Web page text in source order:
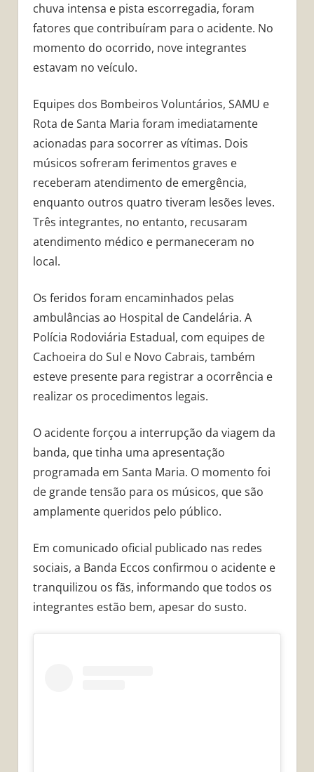
chuva intensa e pista escorregadia, foram
fatores que contribuíram para o acidente. No
momento do ocorrido, nove integrantes
estavam no veículo.
Equipes dos Bombeiros Voluntários, SAMU e
Rota de Santa Maria foram imediatamente
acionadas para socorrer as vítimas. Dois
músicos sofreram ferimentos graves e
receberam atendimento de emergência,
enquanto outros quatro tiveram lesões leves.
Três integrantes, no entanto, recusaram
atendimento médico e permaneceram no
local.
Os feridos foram encaminhados pelas
ambulâncias ao Hospital de Candelária. A
Polícia Rodoviária Estadual, com equipes de
Cachoeira do Sul e Novo Cabrais, também
esteve presente para registrar a ocorrência e
realizar os procedimentos legais.
O acidente forçou a interrupção da viagem da
banda, que tinha uma apresentação
programada em Santa Maria. O momento foi
de grande tensão para os músicos, que são
amplamente queridos pelo público.
Em comunicado oficial publicado nas redes
sociais, a Banda Eccos confirmou o acidente e
tranquilizou os fãs, informando que todos os
integrantes estão bem, apesar do susto.